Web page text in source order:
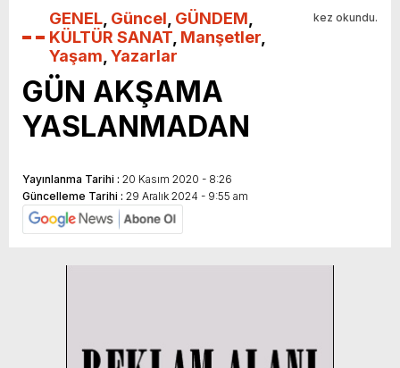
GENEL Güncel GÜNDEM
KÜLTÜR SANAT Manşetler
Yaşam Yazarlar
kez okundu.
GÜN AKŞAMA
YASLANMADAN
Yayınlanma Tarihi : 20 Kasım 2020 - 8:26
Güncelleme Tarihi : 29 Aralık 2024 - 9:55 am